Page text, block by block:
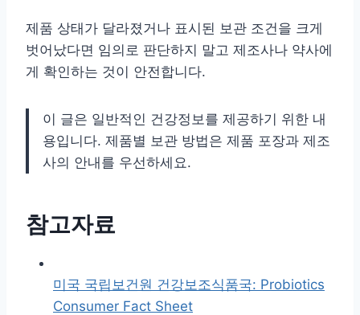
제품 상태가 달라졌거나 표시된 보관 조건을 크게
벗어났다면 임의로 판단하지 말고 제조사나 약사에
게 확인하는 것이 안전합니다.
이 글은 일반적인 건강정보를 제공하기 위한 내
용입니다. 제품별 보관 방법은 제품 포장과 제조
사의 안내를 우선하세요.
참고자료
미국 국립보건원 건강보조식품국: Probiotics
Consumer Fact Sheet